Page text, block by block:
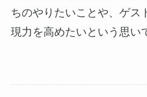
ちのやりたいことや、ゲス
現力を高めたいという思い